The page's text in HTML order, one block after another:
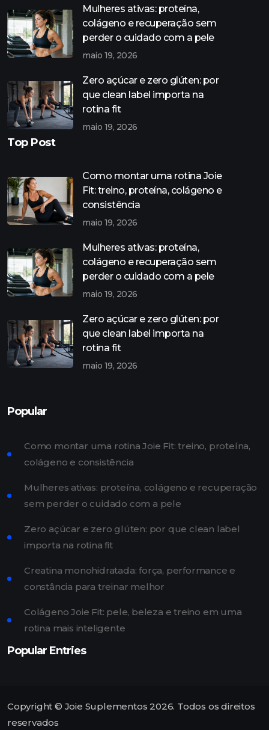
Mulheres ativas: proteína,
colágeno e recuperação sem
perder o cuidado com a pele
maio 19, 2026
Zero açúcar e zero glúten: por
que clean label importa na
rotina fit
maio 19, 2026
Top Post
Como montar uma rotina Joie
Fit: treino, proteína, colágeno e
consistência
maio 19, 2026
Mulheres ativas: proteína,
colágeno e recuperação sem
perder o cuidado com a pele
maio 19, 2026
Zero açúcar e zero glúten: por
que clean label importa na
rotina fit
maio 19, 2026
Popular
Como montar uma rotina Joie Fit: treino, proteína,
colágeno e consistência
Mulheres ativas: proteína, colágeno e recuperação
sem perder o cuidado com a pele
Zero açúcar e zero glúten: por que clean label
importa na rotina fit
Creatina monohidratada: força, performance e
constância para treinar melhor
Colágeno Joie Fit: pele, beleza e treino em uma
rotina mais inteligente
Popular Entries
Copyright © Joie Suplementos 2026. Todos os direitos
reservados